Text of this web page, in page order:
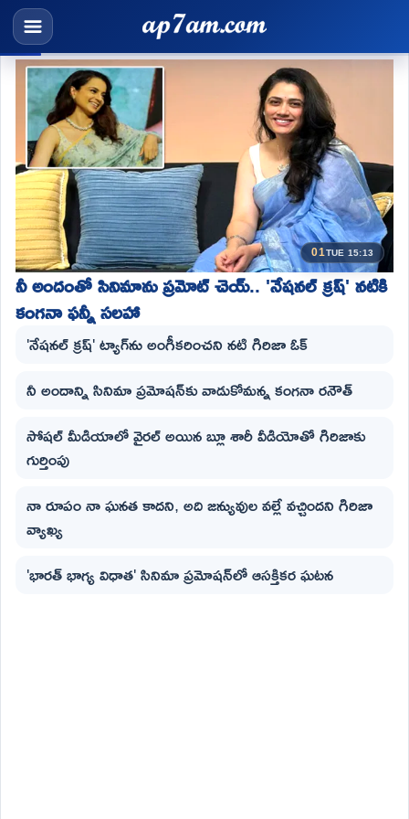
01TUE 15:13
నీ అందంతో సినిమాను ప్రమోట్ చెయ్.. 'నేషనల్ క్రష్' నటికి
కంగనా ఫన్నీ సలహా
'నేషనల్ క్రష్' ట్యాగ్‌ను అంగీకరించని నటి గిరిజా ఓక్
నీ అందాన్ని సినిమా ప్రమోషన్‌కు వాడుకోమన్న కంగనా రనౌత్
సోషల్ మీడియాలో వైరల్ అయిన బ్లూ శారీ వీడియోతో గిరిజాకు
గుర్తింపు
నా రూపం నా ఘనత కాదని, అది జన్యువుల వల్లే వచ్చిందని గిరిజా
వ్యాఖ్య
'భారత్ భాగ్య విధాత' సినిమా ప్రమోషన్‌లో ఆసక్తికర ఘటన